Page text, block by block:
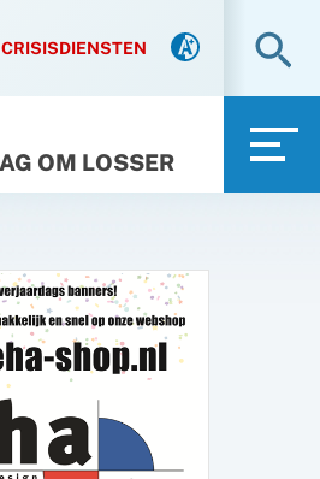
OM LOSSER